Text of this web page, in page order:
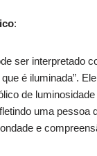
:
ser interpretado
que é iluminada”.
de
uma pessoa
e